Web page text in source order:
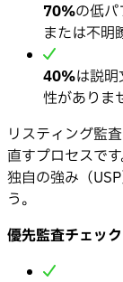
70%の低
または不明
40%は説
性がありま
リスティング監
直すプロセスで
独自の強み（
う。
優先監査チェッ